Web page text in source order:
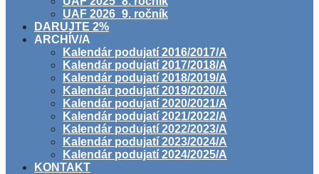
UAF 2026_9. ročník
DARUJTE 2%
ARCHÍV/A
Kalendár podujatí 2016/2017/A
Kalendár podujatí 2017/2018/A
Kalendár podujatí 2018/2019/A
Kalendár podujatí 2019/2020/A
Kalendár podujatí 2020/2021/A
Kalendár podujatí 2021/2022/A
Kalendár podujatí 2022/2023/A
Kalendár podujatí 2023/2024/A
Kalendár podujatí 2024/2025/A
KONTAKT